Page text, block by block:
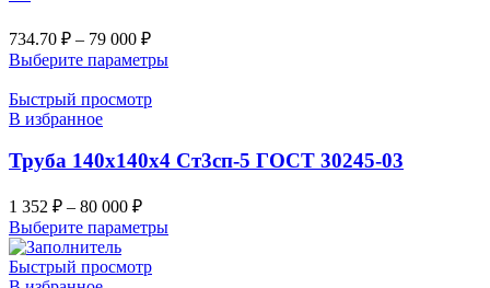
734.70 ₽ – 79 000 ₽
Выберите параметры
Быстрый просмотр
В избранное
Труба 140х140х4 Ст3сп-5 ГОСТ 30245-03
1 352 ₽ – 80 000 ₽
Выберите параметры
Быстрый просмотр